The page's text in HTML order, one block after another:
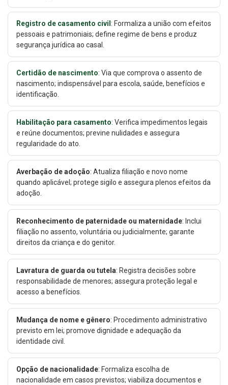
Registro de casamento civil: Formaliza a união com efeitos
pessoais e patrimoniais; define regime de bens e produz
segurança jurídica ao casal.
Certidão de nascimento: Via que comprova o assento de
nascimento; indispensável para escola, saúde, benefícios e
identificação.
Habilitação para casamento: Verifica impedimentos legais
e reúne documentos; previne nulidades e assegura
regularidade do ato.
Averbação de adoção: Atualiza filiação e novo nome
quando aplicável; protege sigilo e assegura plenos efeitos da
adoção.
Reconhecimento de paternidade ou maternidade: Inclui
filiação no assento, voluntária ou judicialmente; garante
direitos da criança e do genitor.
Lavratura de guarda ou tutela: Registra decisões sobre
responsabilidade de menores; assegura proteção legal e
acesso a benefícios.
Mudança de nome e gênero: Procedimento administrativo
previsto em lei; promove dignidade e adequação da
identidade civil.
Opção de nacionalidade: Formaliza escolha de
nacionalidade em casos previstos; viabiliza documentos e